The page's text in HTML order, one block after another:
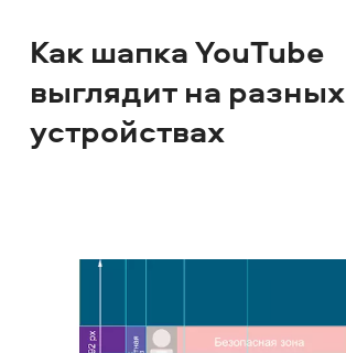
Как шапка YouTube
выглядит на разных
устройствах